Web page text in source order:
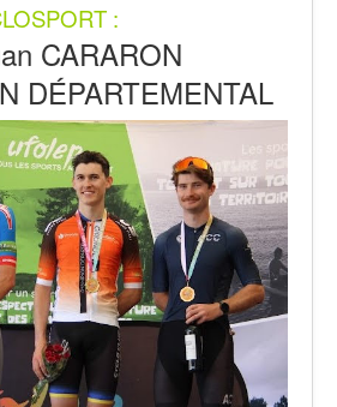
2021 :
CARARON
DÉPARTEMENTAL